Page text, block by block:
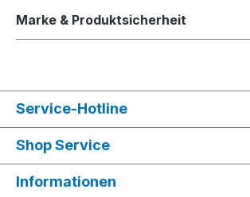
Marke & Produktsicherheit
Service-Hotline
Shop Service
Informationen